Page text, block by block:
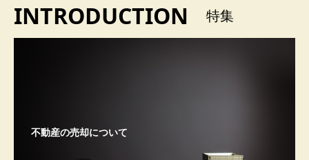
INTRODUCTION 特集
不動産の売却について